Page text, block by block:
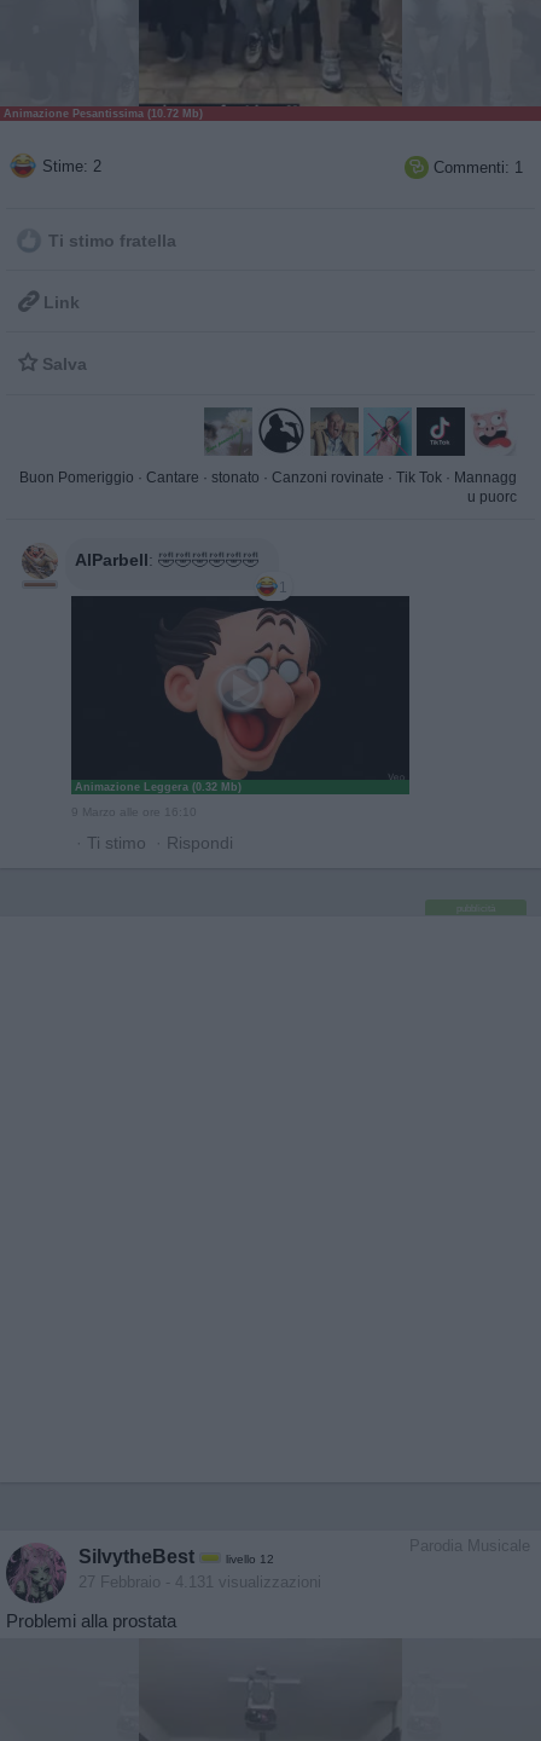
Animazione Pesantissima (10.72 Mb)
Stime: 2  Commenti: 1
Ti stimo fratella
 Link
 Salva
Buon Pomeriggio · Cantare · stonato · Canzoni rovinate · Tik Tok · Mannagg
u puorc
AlParbell: 🤣🤣🤣🤣🤣🤣
1
Animazione Leggera (0.32 Mb)
9 Marzo alle ore 16:10
· Ti stimo · Rispondi
pubblicità
Parodia Musicale
SilvytheBest livello 12
27 Febbraio - 4.131 visualizzazioni
Problemi alla prostata